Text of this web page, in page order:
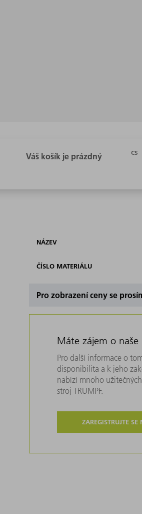
CS
NÁZEV
ČÍSLO MATERIÁLU
Pro zobrazení ceny se
Máte zájem o
Pro další informace o
disponibilita a k jeho
nabízí mnoho
stroj TRUMPF.
ZAREGISTRUJTE SE